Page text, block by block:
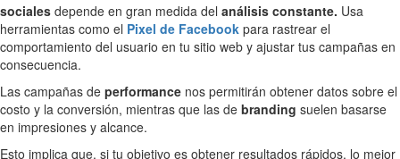
sociales depende en gran medida del análisis constante. Usa
herramientas como el Pixel de Facebook para rastrear el
comportamiento del usuario en tu sitio web y ajustar tus campañas en
consecuencia.
Las campañas de performance nos permitirán obtener datos sobre el
costo y la conversión, mientras que las de branding suelen basarse
en impresiones y alcance.
Esto implica que, si tu objetivo es obtener resultados rápidos, lo mejor